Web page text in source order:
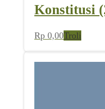
Konstitusi
Rp 0,00Troli